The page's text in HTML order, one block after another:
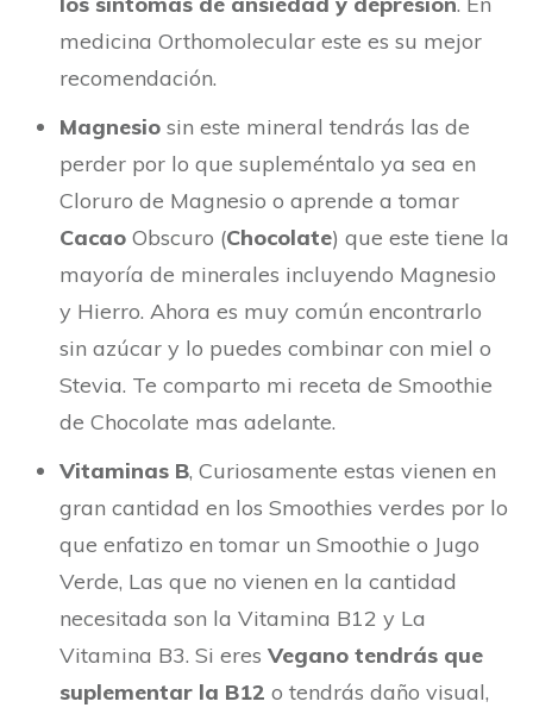
medicina Orthomolecular este es su mejor
recomendación.
Magnesio sin este mineral tendrás las de
perder por lo que supleméntalo ya sea en
Cloruro de Magnesio o aprende a tomar
Cacao Obscuro (Chocolate) que este tiene la
mayoría de minerales incluyendo Magnesio
y Hierro. Ahora es muy común encontrarlo
sin azúcar y lo puedes combinar con miel o
Stevia. Te comparto mi receta de Smoothie
de Chocolate mas adelante.
Vitaminas B, Curiosamente estas vienen en
gran cantidad en los Smoothies verdes por lo
que enfatizo en tomar un Smoothie o Jugo
Verde, Las que no vienen en la cantidad
necesitada son la Vitamina B12 y La
Vitamina B3. Si eres Vegano tendrás que
suplementar la B12 o tendrás daño visual,